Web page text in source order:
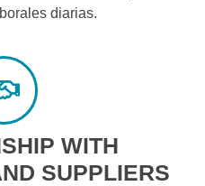
diarias.
WITH
SUPPLIERS